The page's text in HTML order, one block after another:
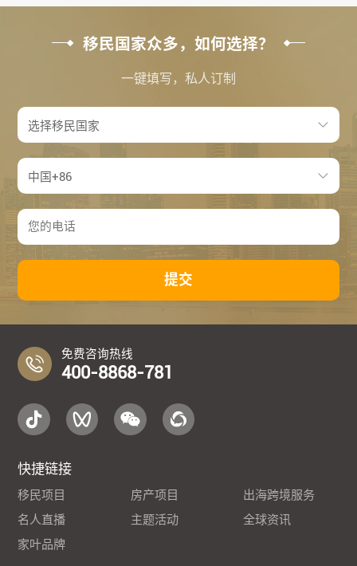
移民国家众多，如何选择？
一键填写，私人订制
提交
免费咨询热线
400-8868-781
快捷链接
移民项目 房产项目
出海跨境服务
名人直播
主题活动
全球资讯
家叶品牌